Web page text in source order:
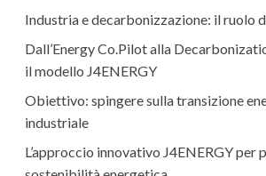
Industria e decarbonizzazione: il ruolo
Dall’Energy Co.Pilot alla
il modello J4ENERGY
Obiettivo: spingere sulla transizione
industriale
L’approccio innovativo J4ENERGY per